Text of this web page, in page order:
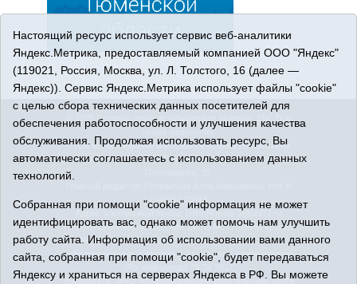
© 2026 Сетевое издание «Ишимская правда». 16+. Все
права защищены.
© При использовании материалов ссылка обязательна.
Адрес редакции: 627750 Тюменская область, г. Ишим, ул.
(34551) 23814
Адрес электронной почты:
IshimPravda-1@obl72.ru
Регистрационный номер СМИ Эл № ФС77-69445 выдано
Федеральной службой по надзору в сфере связи,
информационных технологий и массовых коммуникаций
Учредитель: АНО «Информационно-издательский центр
Настоящий ресурс использует сервис веб-аналитики
Яндекс.Метрика, предоставляемый компанией ООО "Яндекс"
(119021, Россия, Москва, ул. Л. Толстого, 16 (далее —
Яндекс)). Сервис Яндекс.Метрика использует файлы "cookie"
с целью сбора технических данных посетителей для
обеспечения работоспособности и улучшения качества
обслуживания. Продолжая использовать ресурс, Вы
автоматически соглашаетесь с использованием данных
технологий.
Собранная при помощи "cookie" информация не может
идентифицировать вас, однако может помочь нам улучшить
работу сайта. Информация об использовании вами данного
сайта, собранная при помощи "cookie", будет передаваться
Яндексу и храниться на серверах Яндекса в РФ. Вы можете